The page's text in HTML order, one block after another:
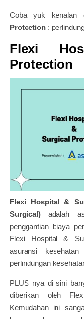
Coba yuk kenalan
Protection :
Flexi
Protection
Flexi Hospital &
Surgical) adalah
penggantian biaya
Flexi Hospital &
asuransi
perlindungan
PLUS nya di sini
diberikan oleh
Kemudahan ini